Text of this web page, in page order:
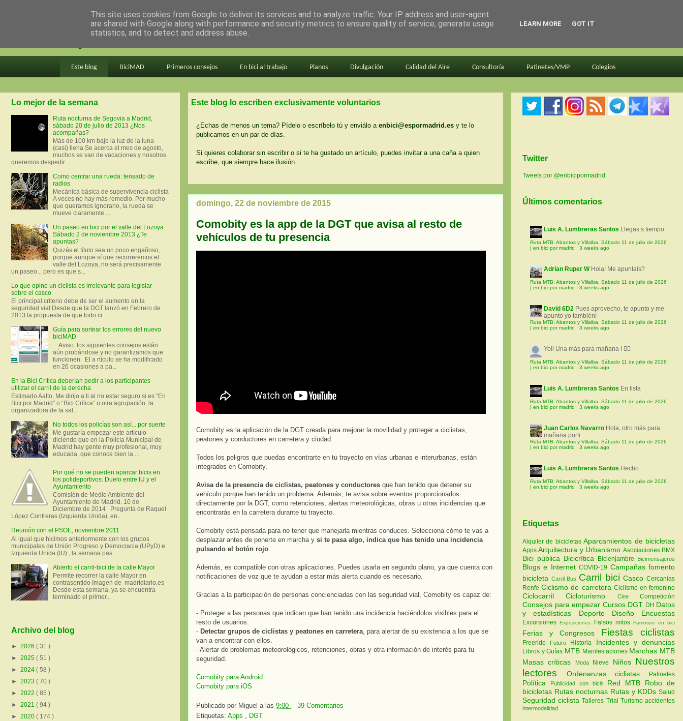
en bici por madrid
Este blog BiciMAD Primeros consejos En bici al trabajo Planos Divulgación Calidad del Aire Consultoría Patinetes/VMP Colegios
Este blog lo escriben exclusivamente voluntarios
¿Echas de menos un tema? Pídelo o escríbelo tú y enviálo a enbici@espormadrid.es y te lo
publicamos en un par de días.
Si quieres colaborar sin escribir o si te ha gustado un artículo, puedes invitar a una caña a quien
escribe, que siempre hace ilusión.
domingo, 22 de noviembre de 2015
Comobity es la app de la DGT que avisa al resto de
vehículos de tu presencia
Comobity es la aplicación de la DGT creada para mejorar la movilidad y proteger a ciclistas,
peatones y conductores en carretera y ciudad.
Todos los peligros que puedas encontrarte en tu trayecto en vías urbanas e interurbanas, están
integrados en Comobity.
Avisa de la presencia de ciclistas, peatones y conductores que han tenido que detener su
vehículo porque han tenido un problema. Además, te avisa sobre eventos proporcionados
directamente por la DGT, como retenciones, alertas meteorológicas, obras u otras incidencias que
encontrarás en la carretera durante tu trayecto.
Comobity está pensada para no tener que manejarla mientras conduces. Selecciona cómo te vas a
desplazar antes de ponerte en marcha y si te pasa algo, indica que has tenido una incidencia
pulsando el botón rojo
Además, es compatible con otras aplicaciones. Puedes usarla en segundo plano, ya que cuenta con
notificaciones de voz que te ayudan a estar más alerta cuando es necesario.
Gracias a la participación de personas concienciadas con las seguridad vial, Comobity es capaz de:
- Proteger a las personas que indican que han tenido una incidencia haciéndolos visibles para el
resto de usuarios.
- Detectar grupos de ciclistas y peatones en carretera , para alertar de su existencia a los que se
van a encontrar con ellos.
- Alertar de problemas meteorológicos, retenciones, obras y otra información de interés para tu
seguridad.
Comobity para Android
Comobity para iOS
Publicado por Miguel a las 9:00
39 Comentarios
Etiquetas: Apps , DGT
Lo mejor de la semana
Ruta nocturna de Segovia a Madrid,
sábado 20 de julio de 2013 ¿Nos
acompañas?
Más de 100 km bajo la luz de la luna
(casi) llena Se acerca el mes de agosto,
muchos se van de vacaciones y nosotros
queremos despedir ...
Como centrar una rueda: tensado de
radios
Mecánica básica de supervivencia ciclista
A veces no hay más remedio. Por mucho
que queramos ignorarlo, la rueda se
mueve claramente ...
Un paseo en bici por el valle del Lozoya.
Sábado 2 de noviembre 2013 ¿Te
apuntas?
Quizás el título sea un poco engañoso,
porque aunque sí que recorreremos el
valle del Lozoya, no será precisamente
un paseo... pero es que s...
Lo que opine un ciclista es irrelevante para legislar
sobre el casco
El principal criterio debe de ser el aumento en la
seguridad vial Desde que la DGT lanzó en Febrero de
2013 la propuesta de que todo ci...
Guía para sortear los errores del nuevo
biciMAD
Aviso: los siguientes consejos están
aún probándose y no garantizamos que
funcionen. El a rtículo se ha modificado
en 26 ocasiones a pa...
En la Bici Crítica deberían pedir a los participantes
utilizar el carril de la derecha
Estimado Aalto, Me dirijo a ti al no estar seguro si es “En
Bici por Madrid” o “Bici Crítica” u otra agrupación, la
organizadora de la sal...
No todos los policías son así... por suerte
Me gustaría empezar este artículo
diciendo que en la Policía Municipal de
Madrid hay gente muy profesional, muy
educada, que conoce bien la ...
Por qué no se pueden aparcar bicis en
los polideportivos: Duelo entre IU y el
Ayuntamiento
Comisión de Medio Ambiente del
Ayuntamiento de Madrid. 10 de
Diciembre de 2014 Pregunta de Raquel
López Contreras (Izquierda Unida), en...
Reunión con el PSOE, noviembre 2011
Al igual que hicimos anteriormente con los grupos
municipales de Unión Progreso y Democracia (UPyD) e
Izquierda Unida (IU) , la semana pas...
Abierto el carril-bici de la calle Mayor
Permite recorrer la calle Mayor en
contrasentido Imagen de madridiario.es
Desde esta semana, ya se encuentra
terminado el primer...
Archivo del blog
► 2026 ( 31 )
► 2025 ( 51 )
► 2024 ( 58 )
► 2023 ( 70 )
► 2022 ( 85 )
► 2021 ( 94 )
► 2020 ( 174 )
Twitter
Tweets por @enbicipormadrid
Últimos comentarios
Luis A. Lumbreras Santos Llegas s tiempo
Ruta MTB: Abantos y Villalba. Sábado 11 de julio de 2026
| en bici por madrid · 3 weeks ago
Adrian Ruper W Hola! Me apuntais?
Ruta MTB: Abantos y Villalba. Sábado 11 de julio de 2026
| en bici por madrid · 3 weeks ago
David 6D2 Pues aprovecho, te apunto y me
apunto yo también!
Ruta MTB: Abantos y Villalba. Sábado 11 de julio de 2026
| en bici por madrid · 3 weeks ago
Yoli Una más para mañana ! 🚵‍♀️
Ruta MTB: Abantos y Villalba. Sábado 11 de julio de 2026
| en bici por madrid · 3 weeks ago
Luis A. Lumbreras Santos En lista
Ruta MTB: Abantos y Villalba. Sábado 11 de julio de 2026
| en bici por madrid · 3 weeks ago
Juan Carlos Navarro Hola, otro más para
mañana porfi
Ruta MTB: Abantos y Villalba. Sábado 11 de julio de 2026
| en bici por madrid · 3 weeks ago
Luis A. Lumbreras Santos Hecho
Ruta MTB: Abantos y Villalba. Sábado 11 de julio de 2026
| en bici por madrid · 3 weeks ago
Etiquetas
Alquiler de bicicletasAparcamientos de bicicletas
AppsArquitectura y Urbanismo Asociaciones BMX
Bici pública Bicicrítica Bicienjambre Bicimensajeros
Blogs e InternetCOVID-19 Campañas fomento
bicicleta Carril Bus Carril biciCascoCercanías
RenfeCiclismo de carretera Ciclismo en femenino
CiclocarrilCicloturismo CineCompetición
Consejos para empezar Cursos DGT DH Datos
y estadísticas Deporte Diseño Encuestas
ExcursionesExposiciones Falsos mitosFamosos en bici
Ferias y Congresos Fiestas ciclistas
Freeride Futuro Historia Incidentes y denuncias
Libros y Guías MTB Manifestaciones Marchas MTB
Masas críticas
Moda Nieve Niños Nuestros
lectores
Ordenanzas ciclistas Patinetes
Política Publicidad con bicis Red MTB Robo de
bicicletas Rutas nocturnas Rutas y KDDs Salud
Seguridad ciclistaTalleres Trial Turismoaccidentes
intermodalidad
This site uses cookies from Google to deliver its services and to analyze traffic. Your IP address and user-agent
are shared with Google along with performance and security metrics to ensure quality of service, generate usage
statistics, and to detect and address abuse.
LEARN MORE GOT IT